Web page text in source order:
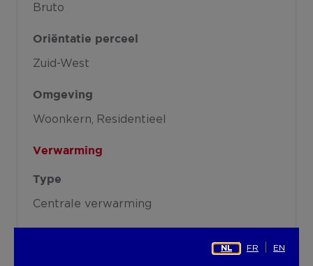
Bruto
Oriëntatie perceel
Zuid-West
Omgeving
Woonkern Residentieel
Verwarming
Type
Centrale verwarming
NL FR EN